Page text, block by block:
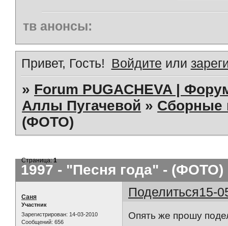
тв анонсы:
Привет, Гость! Войдите или
» Forum PUGACHEVA |
Аллы Пугачевой » Сборные
(ФОТО)
1997 - "Песня года" - (ФОТО)
Страница:1
Поделиться15-
Саня
Участник
Зарегистрирован: 14-03-2010
Сообщений: 656
Опять же прошу